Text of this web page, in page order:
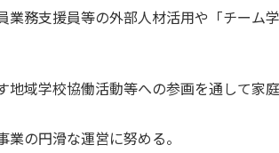
務支援員等の外部人材活用や「チーム
域学校協働活動等への参画を通して家
の円滑な運営に努める。